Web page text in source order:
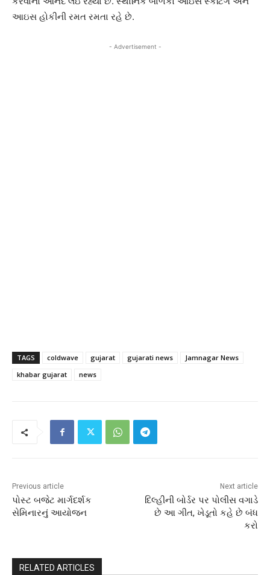
આઇસ હોકીની રમત રમતા રહે છે.
- Advertisement -
TAGS coldwave gujarat gujarati news
Jamnagar News
khabar gujarat
news
Previous article
પોસ્ટ બજેટ માર્ગદર્શક
સેમિનારનું આયોજન
Next article
દિલ્હીની બોર્ડર પર પોલીસ વગાડે
છે આ ગીત, ખેડૂતો કહે છે બંધ
કરો
RELATED ARTICLES